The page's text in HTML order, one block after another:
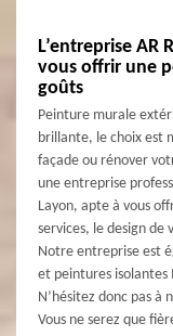
L’entreprise
vous offrir une
goûts
Peinture murale
brillante, le choix est
façade ou rénover
une entreprise
Layon, apte à vous
services, le design
Notre entreprise est
et peintures
N’hésitez donc pas à
Vous ne serez que